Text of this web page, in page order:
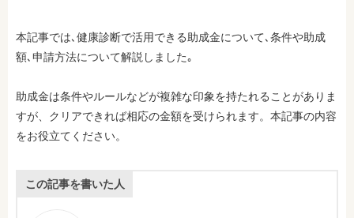
本記事では､健康診断で活用できる助成金について､条件や助成
額､申請方法について解説しました｡
助成金は条件やルールなどが複雑な印象を持たれることがありま
すが、クリアできれば相応の金額を受けられます。本記事の内容
をお役立てください。
この記事を書いた人